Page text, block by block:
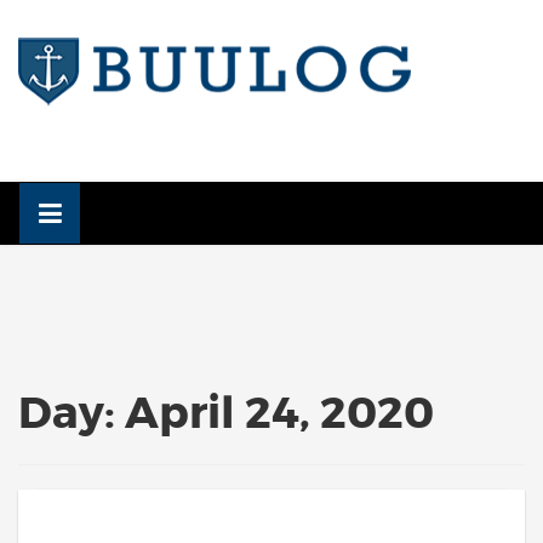
content
Day:April 24, 2020